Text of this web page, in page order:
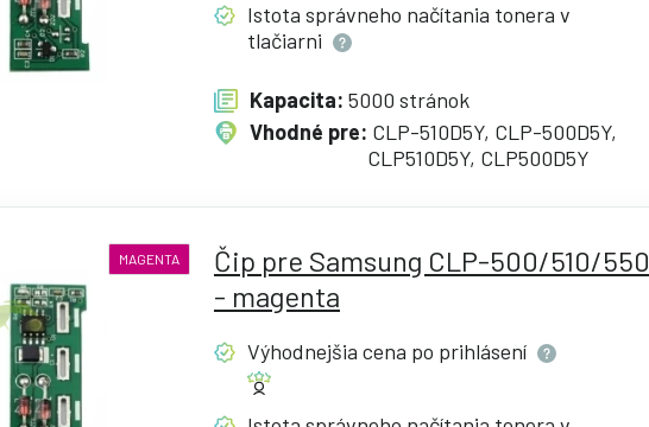
Istota správneho načítania tonera v
tlačiarni
Kapacita: 5000 stránok
Vhodné pre: CLP-510D5Y, CLP-500D5Y,
CLP510D5Y, CLP500D5Y
MAGENTA
Čip pre Samsung CLP-500/510/550
- magenta
Výhodnejšia cena po prihlásení